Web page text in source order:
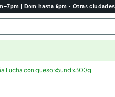
| Dom hasta 6pm · Otras ciudades
Lucha con queso x5und x300g